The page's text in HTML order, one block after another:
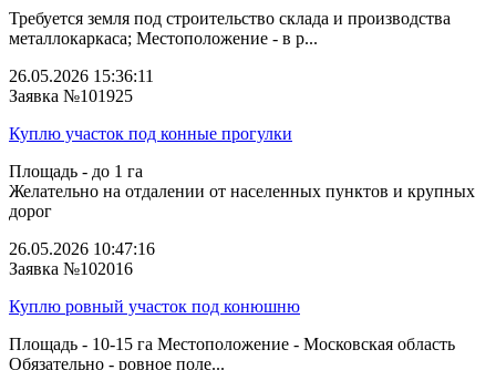
Требуется земля под строительство склада и производства
металлокаркаса; Местоположение - в р...
26.05.2026 15:36:11
Заявка №101925
Куплю участок под конные прогулки
Площадь - до 1 га
Желательно на отдалении от населенных пунктов и крупных
дорог
26.05.2026 10:47:16
Заявка №102016
Куплю ровный участок под конюшню
Площадь - 10-15 га Местоположение - Московская область
Обязательно - ровное поле...